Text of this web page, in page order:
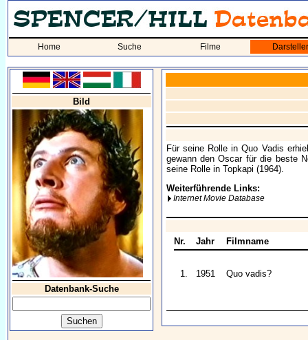
Home Suche Filme Darsteller
Bild
Datenbank-Suche
Für seine Rolle in Quo Vadis
gewann den Oscar für die beste
seine Rolle in Topkapi (1964).
Weiterführende Links:
Internet Movie Database
Nr. Jahr Filmname
1. 1951 Quo vadis?